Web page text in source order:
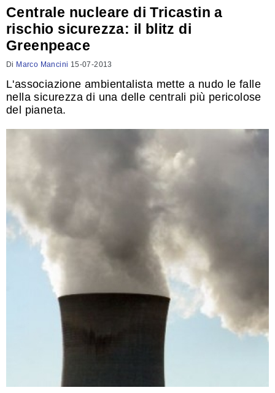
Centrale nucleare di Tricastin a
rischio sicurezza: il blitz di
Greenpeace
Di Marco Mancini 15-07-2013
L'associazione ambientalista mette a nudo le falle
nella sicurezza di una delle centrali più pericolose
del pianeta.